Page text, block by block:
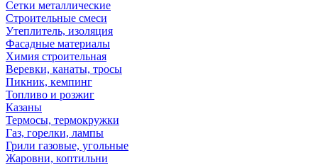
Сетки металлические
Строительные смеси
Утеплитель, изоляция
Фасадные материалы
Химия строительная
Веревки, канаты, тросы
Пикник, кемпинг
Топливо и розжиг
Казаны
Термосы, термокружки
Газ, горелки, лампы
Грили газовые, угольные
Жаровни, коптильни